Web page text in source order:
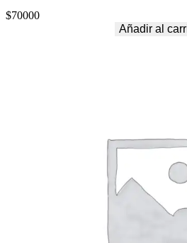
$70000
Añadir al